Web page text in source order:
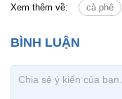
Xem thêm về: cà phê